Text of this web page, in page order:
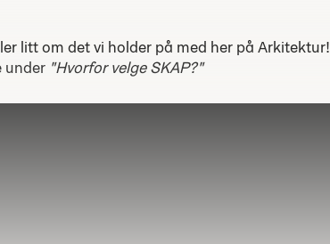
litt om det vi holder på med her på Arkitektur!
under "Hvorfor velge SKAP?"